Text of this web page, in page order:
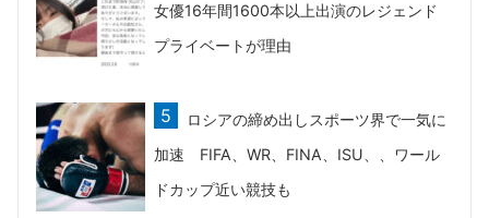
女優16年間1600本以上出演のレジェンド
プライベートが理由
ロシアの締め出しスポーツ界で一気に
加速 FIFA、WR、FINA、ISU、、ワール
ドカップ近い競技も